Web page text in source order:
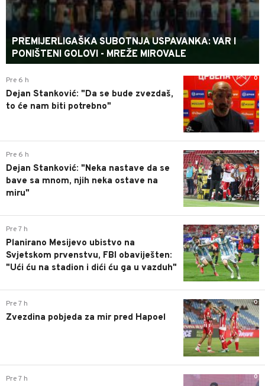
PREMIJERLIGAŠKA SUBOTNJA USPAVANKA: VAR I
PONIŠTENI GOLOVI - MREŽE MIROVALE
0
Pre 6 h
Dejan Stanković: "Da se bude zvezdaš,
to će nam biti potrebno"
0
Pre 6 h
Dejan Stanković: "Neka nastave da se
bave sa mnom, njih neka ostave na
miru"
0
Pre 7 h
Planirano Mesijevo ubistvo na
Svjetskom prvenstvu, FBI obaviješten:
"Ući ću na stadion i dići ću ga u vazduh"
0
Pre 7 h
Zvezdina pobjeda za mir pred Hapoel
0
Pre 7 h